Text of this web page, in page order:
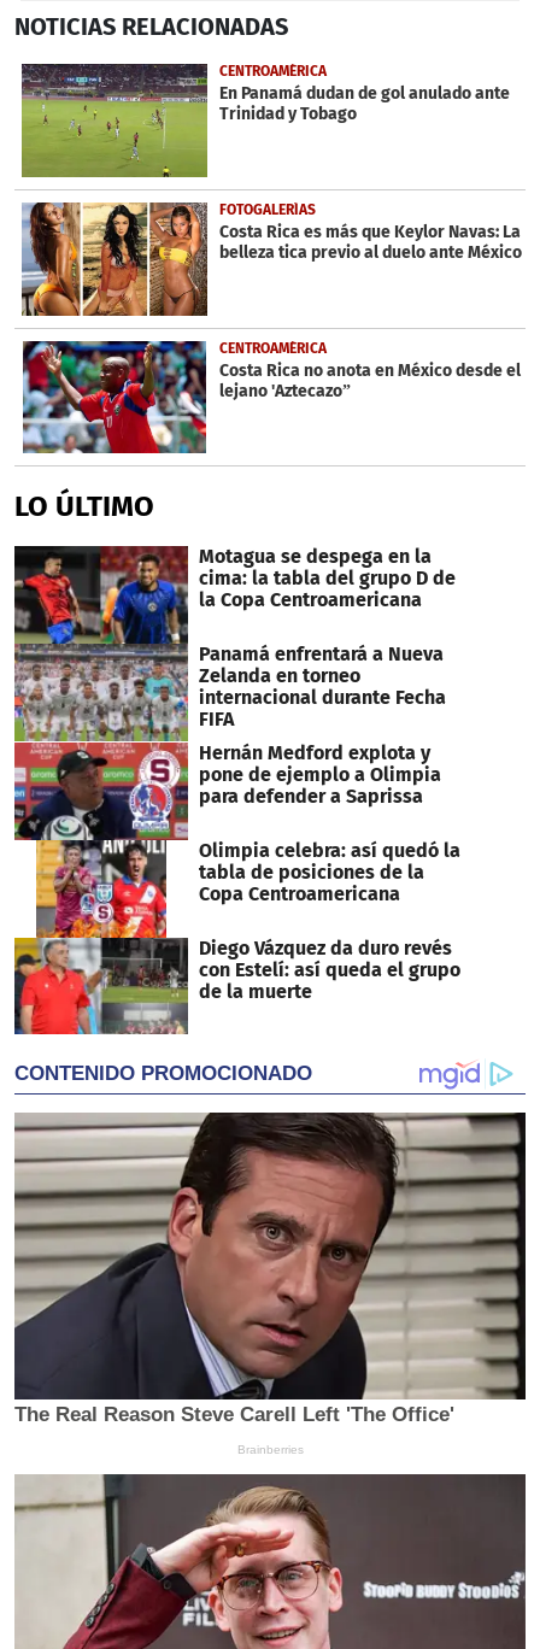
seconds
38
seconds
NOTICIAS RELACIONADAS
CENTROAMÉRICA
En Panamá dudan de gol anulado ante
Trinidad y Tobago
FOTOGALERÍAS
Costa Rica es más que Keylor Navas: La
belleza tica previo al duelo ante México
CENTROAMÉRICA
Costa Rica no anota en México desde el
lejano 'Aztecazo”
LO ÚLTIMO
Motagua se despega en la
cima: la tabla del grupo D de
la Copa Centroamericana
Panamá enfrentará a Nueva
Zelanda en torneo
internacional durante Fecha
FIFA
Hernán Medford explota y
pone de ejemplo a Olimpia
para defender a Saprissa
Olimpia celebra: así quedó la
tabla de posiciones de la
Copa Centroamericana
Diego Vázquez da duro revés
con Estelí: así queda el grupo
de la muerte